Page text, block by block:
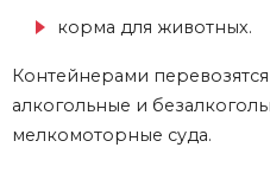
корма для животных.
Контейнерами
алкогольные и
мелкомоторные суда.